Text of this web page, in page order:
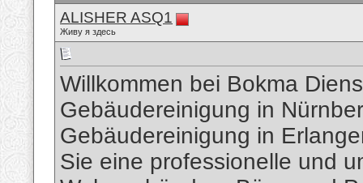
ALISHER ASQ1
Живу я здесь
Willkommen bei Bokma
Gebäudereinigung in
Gebäudereinigung in
Sie eine professionelle und